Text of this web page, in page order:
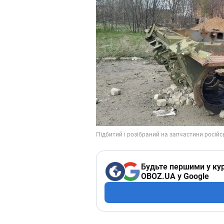
Будьте першими у
OBOZ.UA у Google